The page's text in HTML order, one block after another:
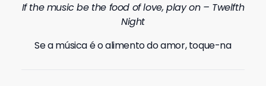
If the music be the food of love, play on – Twelfth
Night
Se a música é o alimento do amor, toque-na